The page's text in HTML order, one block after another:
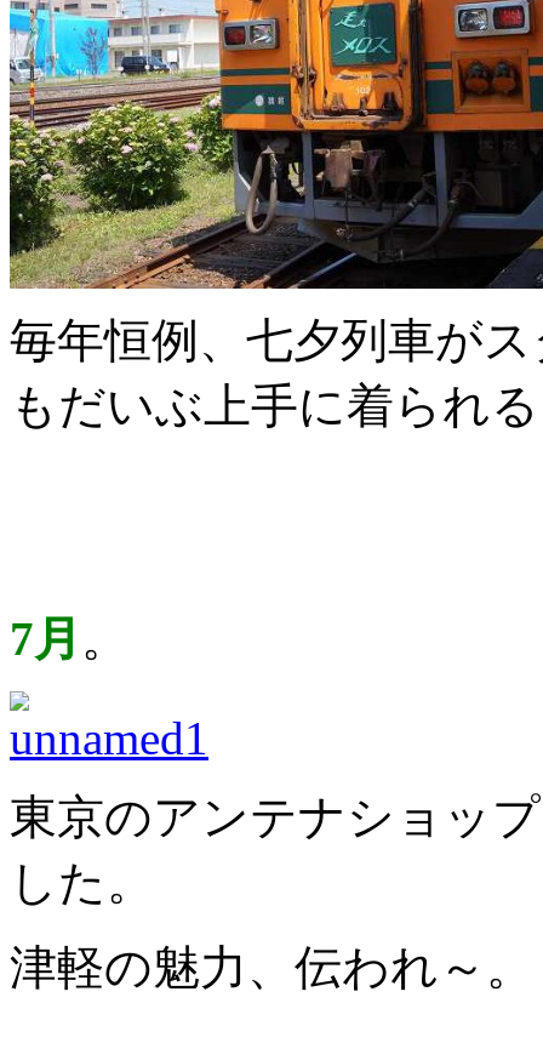
毎年恒例、七夕列車が
もだいぶ上手に着られ
7月 。
東京のアンテナショッ
した。
津軽の魅力、伝われ～。